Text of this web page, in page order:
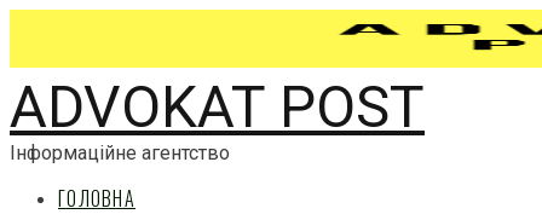
ADVOKAT POST
Інформаційне агентство
ГОЛОВНА